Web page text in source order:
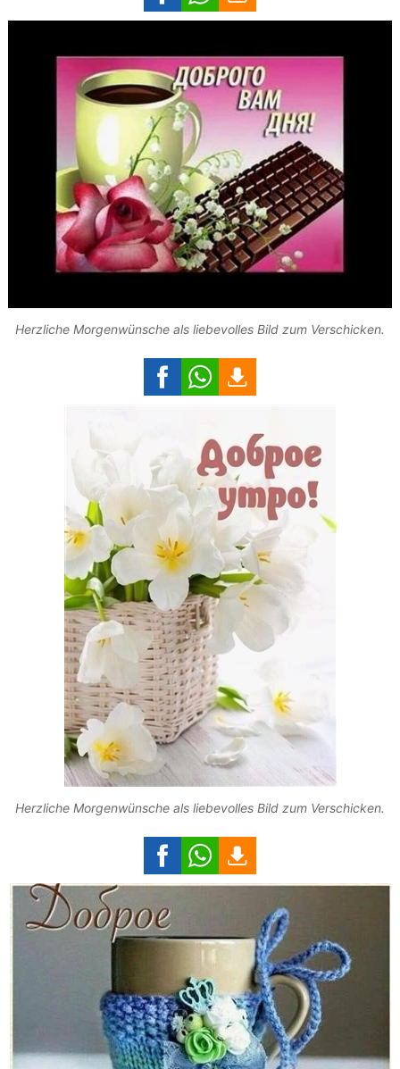
Herzliche Morgenwünsche als liebevolles Bild zum Verschicken.
Herzliche Morgenwünsche als liebevolles Bild zum Verschicken.